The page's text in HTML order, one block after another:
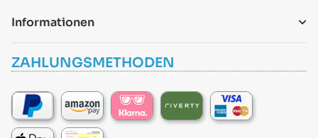
Informationen
ZAHLUNGSMETHODEN